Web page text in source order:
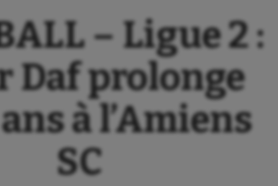
– Ligue 2 :
Daf prolonge
à l’Amiens
SC